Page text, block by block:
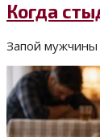
Когда
Запой мужчины